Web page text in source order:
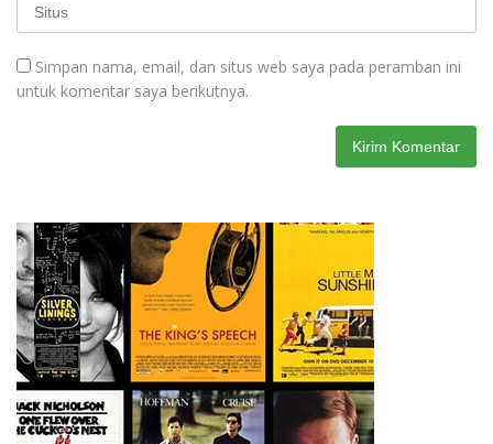
Simpan nama, email, dan situs web saya pada peramban ini
untuk komentar saya berikutnya.